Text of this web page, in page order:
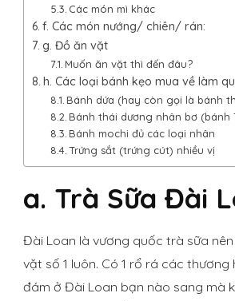
Các món mì khác
f. Các món nướng/ chiên/ rán:
g. Đồ ăn vặt
Muốn ăn vặt thì đến đâu?
h. Các loại bánh kẹo mua về làm
Bánh dứa (hay còn gọi là bánh
Bánh thái dương nhân bơ (bánh
Bánh mochi đủ các loại nhân
Trứng sắt (trứng cút) nhiều vị
a. Trà Sữa Đài
Đài Loan là vương quốc trà sữa
vặt số 1 luôn. Có 1 rổ rá các thương
đám ở Đài Loan bạn nào sang mà